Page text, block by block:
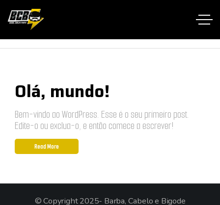
Home RTL
Olá, mundo!
Bem-vindo ao WordPress. Esse é o seu primeiro post.
Edite-o ou exclua-o, e então comece a escrever!
Read More
© Copyright 2025- Barba, Cabelo e Bigode